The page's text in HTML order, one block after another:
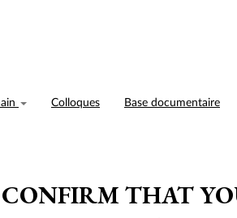
Colloques Base documentaire
CONFIRM THAT